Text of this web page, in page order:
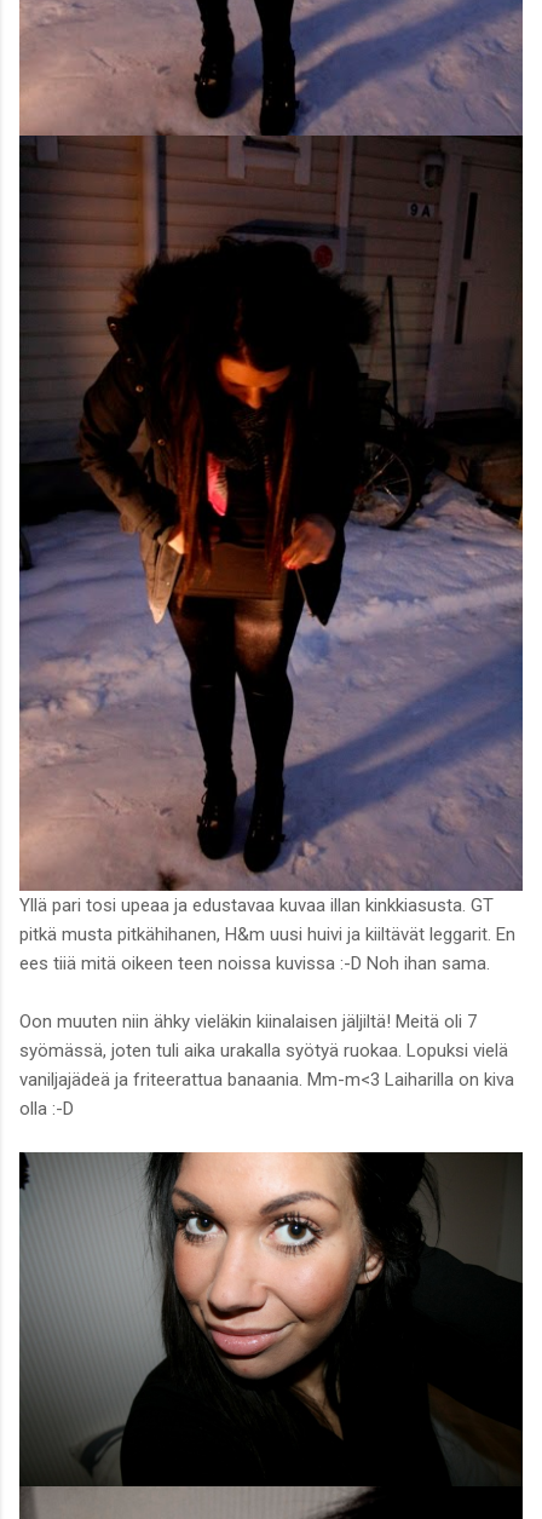
Yllä pari tosi upeaa ja edustavaa kuvaa illan kinkkiasusta. GT
pitkä musta pitkähihanen, H&m uusi huivi ja kiiltävät leggarit. En
ees tiiä mitä oikeen teen noissa kuvissa :-D Noh ihan sama.
Oon muuten niin ähky vieläkin kiinalaisen jäljiltä! Meitä oli 7
syömässä, joten tuli aika urakalla syötyä ruokaa. Lopuksi vielä
vaniljajädeä ja friteerattua banaania. Mm-m<3 Laiharilla on kiva
olla :-D